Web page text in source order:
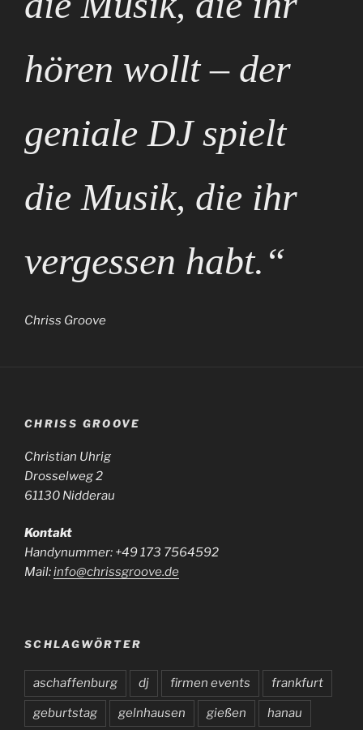
hören wollt – der
geniale DJ spielt
die Musik, die ihr
vergessen habt.“
Chriss Groove
CHRISS GROOVE
Christian Uhrig
Drosselweg 2
61130 Nidderau
Kontakt
Handynummer: +49 173 7564592
Mail:info@chrissgroove.de
SCHLAGWÖRTER
aschaffenburg dj firmen events frankfurt
geburtstag gelnhausen gießen hanau